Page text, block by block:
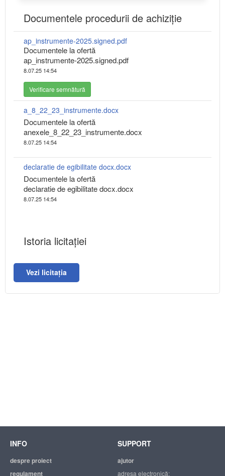
Documentele procedurii de achiziție
ap_instrumente-2025.signed.pdf
Documentele la ofertă
ap_instrumente-2025.signed.pdf
8.07.25 14:54
Verificare semnătură
a_8_22_23_instrumente.docx
Documentele la ofertă
anexele_8_22_23_instrumente.docx
8.07.25 14:54
declaratie de egibilitate docx.docx
Documentele la ofertă
declaratie de egibilitate docx.docx
8.07.25 14:54
Istoria licitației
Vezi licitația
INFO
despre proiect
regulament
SUPPORT
ajutor
adresa electronică: